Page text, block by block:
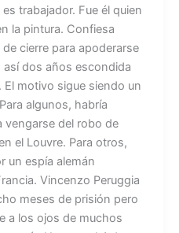
trabajador. Fue él quien
la pintura. Confiesa
cierre para apoderarse
así dos años escondida
motivo sigue siendo un
algunos, habría
del robo de
el Louvre. Para otros,
un espía alemán
Vincenzo Peruggia
meses de prisión pero
a los ojos de muchos